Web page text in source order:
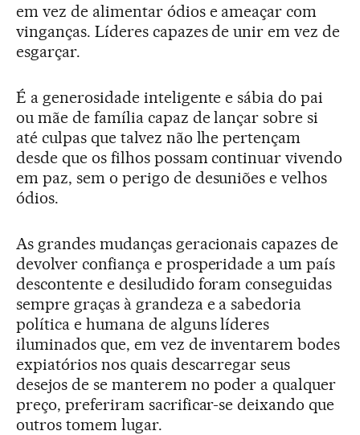
em vez de alimentar ódios e ameaçar com
vinganças. Líderes capazes de unir em vez de
esgarçar.
É a generosidade inteligente e sábia do pai
ou mãe de família capaz de lançar sobre si
até culpas que talvez não lhe pertençam
desde que os filhos possam continuar vivendo
em paz, sem o perigo de desuniões e velhos
ódios.
As grandes mudanças geracionais capazes de
devolver confiança e prosperidade a um país
descontente e desiludido foram conseguidas
sempre graças à grandeza e a sabedoria
política e humana de alguns líderes
iluminados que, em vez de inventarem bodes
expiatórios nos quais descarregar seus
desejos de se manterem no poder a qualquer
preço, preferiram sacrificar-se deixando que
outros tomem lugar.